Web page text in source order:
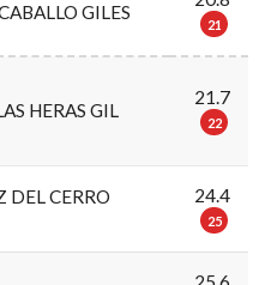
GILES
21
HERAS GIL
21.7
22
DEL CERRO
24.4
25